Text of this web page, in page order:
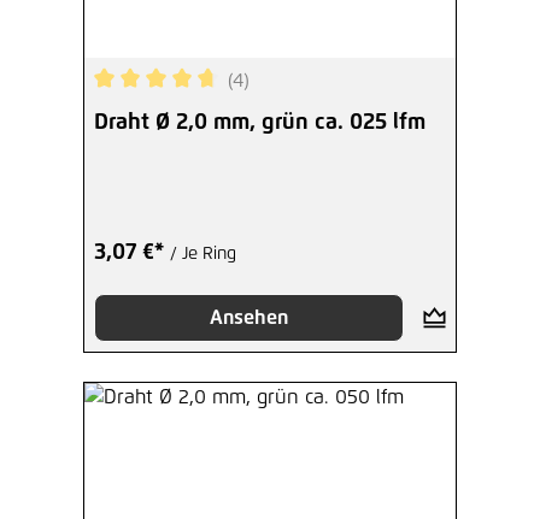
Durchschnittliche Bewertung von 4.75 von 5
(4)
Draht Ø 2,0 mm, grün ca. 025 lfm
3,07 €* / Je Ring
Ansehen